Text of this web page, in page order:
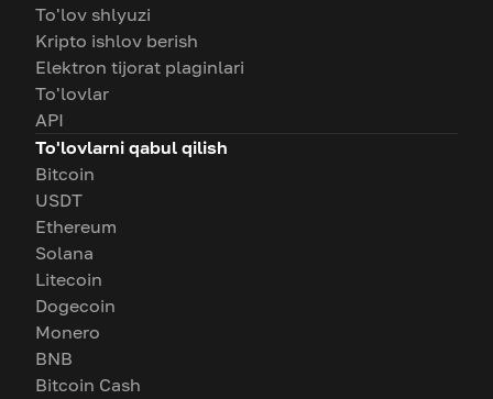
To'lov shlyuzi
Kripto ishlov berish
Elektron tijorat plaginlari
To'lovlar
API
To'lovlarni qabul qilish
Bitcoin
USDT
Ethereum
Solana
Litecoin
Dogecoin
Monero
BNB
Bitcoin Cash